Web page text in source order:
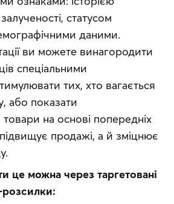
статусом
даними.
ви можете винагородити
спеціальними
тих, хто вагається
або показати
товари на основі попередніх
продажі, а й зміцнює
це можна через таргетовані
розсилки: